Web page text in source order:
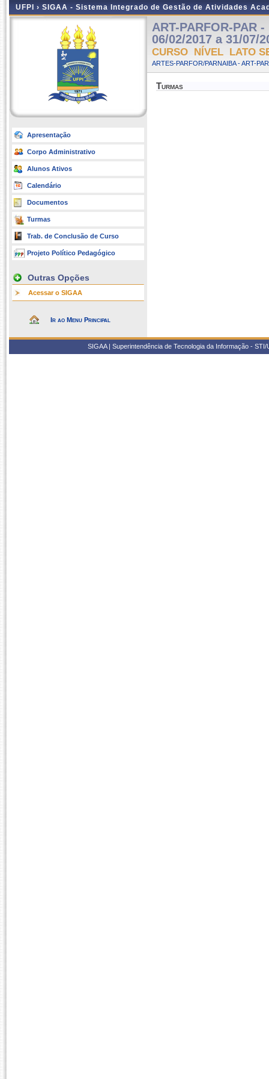
UFPI › SIGAA - Sistema Integrado de Gestão de Atividades
Apresentação
Corpo Administrativo
Alunos Ativos
Calendário
Documentos
Turmas
Trab. de Conclusão de Curso
Projeto Político Pedagógico
Outras Opções
Acessar o SIGAA
Ir ao Menu Principal
ART-PARFOR-PAR
06/02/2017 a 31/07/
CURSO NÍVEL LATO
ARTES-PARFOR/PARNAIBA - ART-
Turmas
SIGAA | Superintendência de Tecnologia da Informação -